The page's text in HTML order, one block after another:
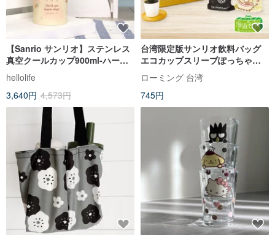
【Sanrio サンリオ】ステンレス
真空クールカップ900ml-ハート
シリーズ-ポムポムプリン
hellolife
3,640円 4,573円
台湾限定版サンリオ飲料バッグ
エコカップスリーブぽっちゃり
カップ6種類から選べる
ローミング 台湾
745円